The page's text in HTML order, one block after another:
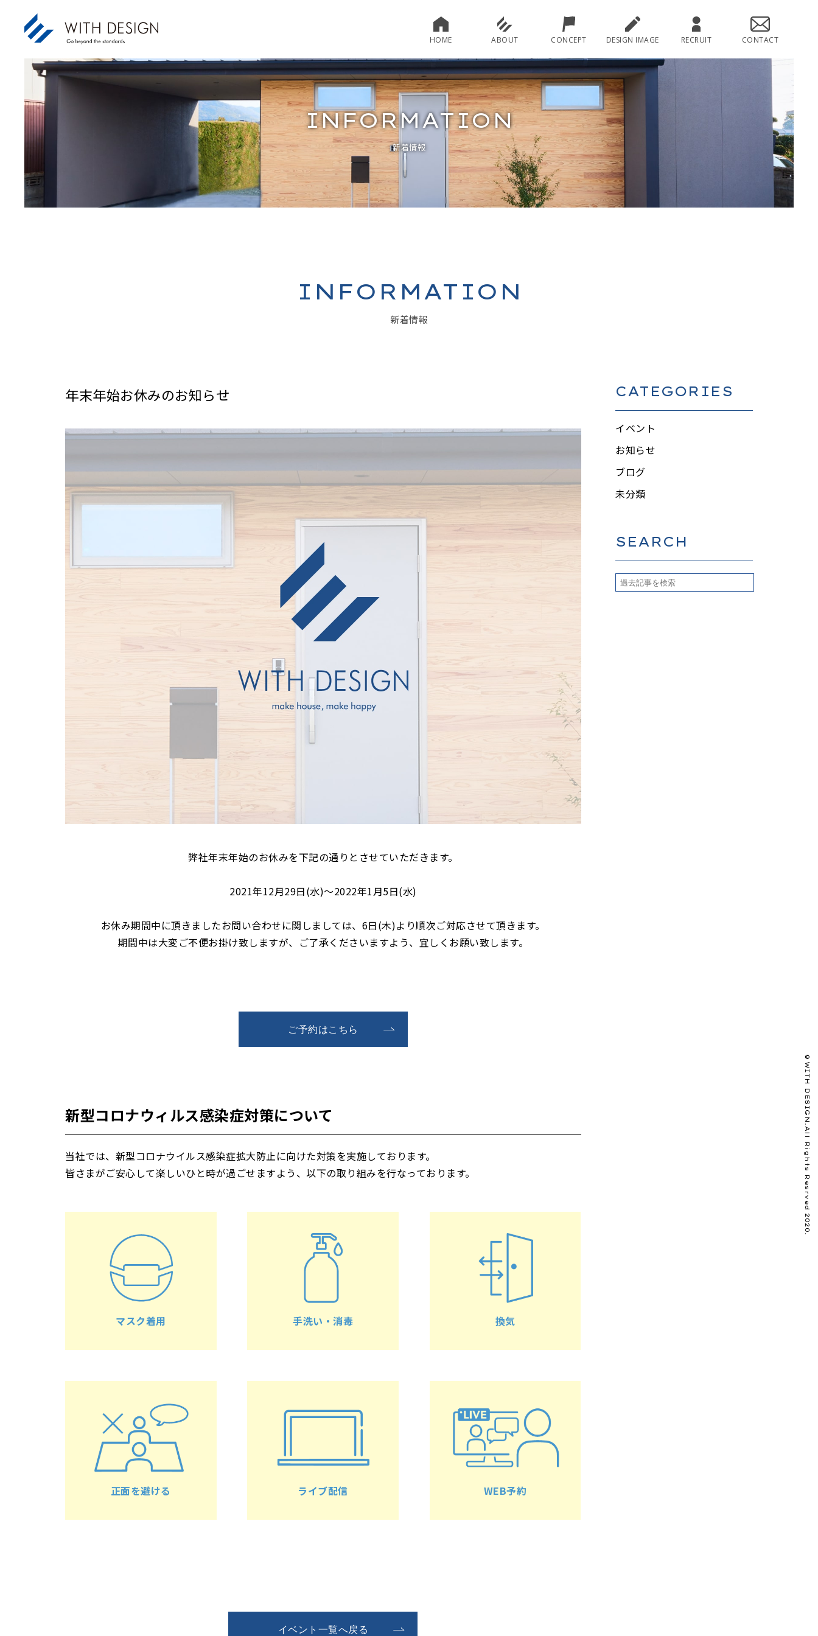
HOME ABOUT CONCEPT DESIGN IMAGE RECRUIT CONTACT
INFORMATION
新着情報
INFORMATION
新着情報
年末年始お休みのお知らせ
弊社年末年始のお休みを下記の通りとさせていただきます。
2021年12月29日(水)～2022年1月5日(水)
お休み期間中に頂きましたお問い合わせに関しましては、6日(木)より順次ご対応させて頂きます。
期間中は大変ご不便お掛け致しますが、ご了承くださいますよう、宜しくお願い致します。
ご予約はこちら
新型コロナウィルス感染症対策について
当社では、新型コロナウイルス感染症拡大防止に向けた対策を実施しております。
皆さまがご安心して楽しいひと時が過ごせますよう、以下の取り組みを行なっております。
マスク着用 手洗い・消毒 換気
正面を避ける ライブ配信 WEB予約
イベント一覧へ戻る
CATEGORIES
イベント
お知らせ
ブログ
未分類
SEARCH
©️WITH DESIGN.All Rights Resrved 2020.